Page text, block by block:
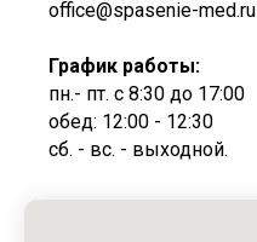
office@spasenie-med.ru
График работы:
пн.- пт. с 8:30 до 17:00
обед: 12:00 - 12:30
cб. - вс. - выходной.